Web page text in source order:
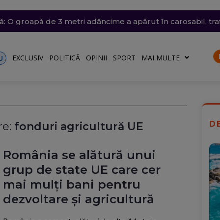
azi un nou record absolut de temperatură
nordul Angliei: O defecțiune electrică provoacă
O groapă de 3 metri adâncime a apărut în carosabil,
Dunăre a fost amânată din nou. Crește riscul pentru
Transelectrica va putea deconecta marii
nu vor fi afectate
EXCLUSIV POLITICĂ OPINII SPORT MAI MULTE
fonduri agricultură UE
România se alătură unui
grup de state UE care cer
mai mulți bani pentru
dezvoltare și agricultură